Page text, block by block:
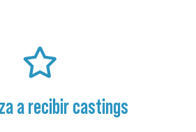
a recibir castings